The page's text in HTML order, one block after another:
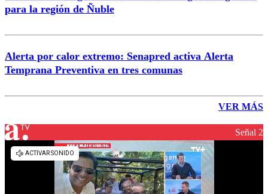
para la región de Ñuble
Alerta por calor extremo: Senapred activa Alerta
Temprana Preventiva en tres comunas
VER MÁS
Señal 2